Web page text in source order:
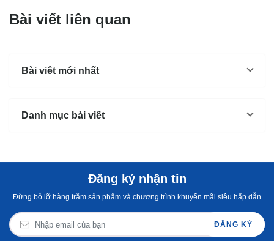
Bài viết liên quan
Bài viêt mới nhất
Danh mục bài viết
Đăng ký nhận tin
Đừng bỏ lỡ hàng trăm sản phẩm và chương trình khuyến mãi siêu hấp dẫn
ĐĂNG KÝ